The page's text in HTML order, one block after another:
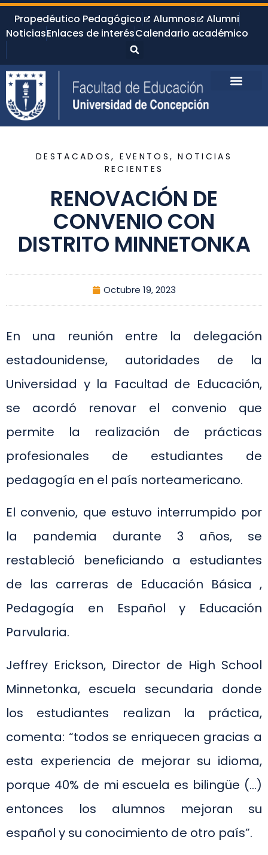
Propedéutico Pedagógico Alumnos
Alumni
NoticiasEnlaces de interésCalendario académico
DESTACADOS, EVENTOS ,NOTICIAS
RECIENTES
RENOVACIÓN DE
CONVENIO CON
DISTRITO MINNETONKA
Octubre 19, 2023
En una reunión entre la delegación
estadounidense, autoridades de la
Universidad y la Facultad de Educación,
se acordó renovar el convenio que
permite la realización de prácticas
profesionales de estudiantes de
pedagogía en el país norteamericano.
El convenio, que estuvo interrumpido por
la pandemia durante 3 años, se
restableció beneficiando a estudiantes
de las carreras de Educación Básica ,
Pedagogía en Español y Educación
Parvularia.
Jeffrey Erickson, Director de High School
Minnetonka, escuela secundaria donde
los estudiantes realizan la práctica,
comenta: “todos se enriquecen gracias a
esta experiencia de mejorar su idioma,
porque 40% de mi escuela es bilingüe (…)
entonces los alumnos mejoran su
español y su conocimiento de otro país”.